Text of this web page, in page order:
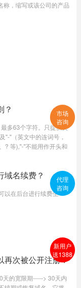
称，缩写或该公司的产品
？
多63个字符。只提供英
"-"（英文中的连词号，
? 等),"-"不能用作开头和
域名续费？
以在后台进行续费生
再次被公开注册？
天的宽限期-----> 30天内
市场
咨询
代理
咨询
新用户
送1388